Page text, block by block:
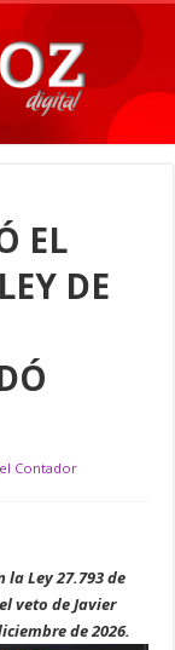
EL
DE
Contador
Ley 27.793 de
veto de Javier
de 2026.